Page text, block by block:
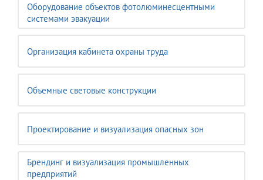
Оборудование объектов фотолюминесцентными
системами эвакуации
Организация кабинета охраны труда
Объемные световые конструкции
Проектирование и визуализация опасных зон
Брендинг и визуализация промышленных
предприятий